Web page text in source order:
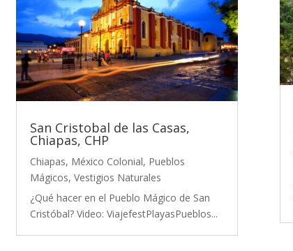
San Cristobal de las Casas,
Chiapas, CHP
Chiapas, México Colonial, Pueblos
Mágicos, Vestigios Naturales
¿Qué hacer en el Pueblo Mágico de San
Cristóbal? Video: ViajefestPlayasPueblos...